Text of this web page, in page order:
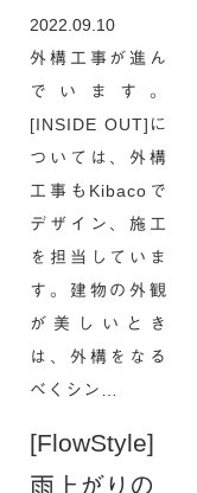
2022.09.10
外構工事が進ん
でいます。
[INSIDE OUT]に
ついては、外構
工事もKibacoで
デザイン、施工
を担当していま
す。建物の外観
が美しいとき
は、外構をなる
べくシン…
[FlowStyle]
雨上がりの